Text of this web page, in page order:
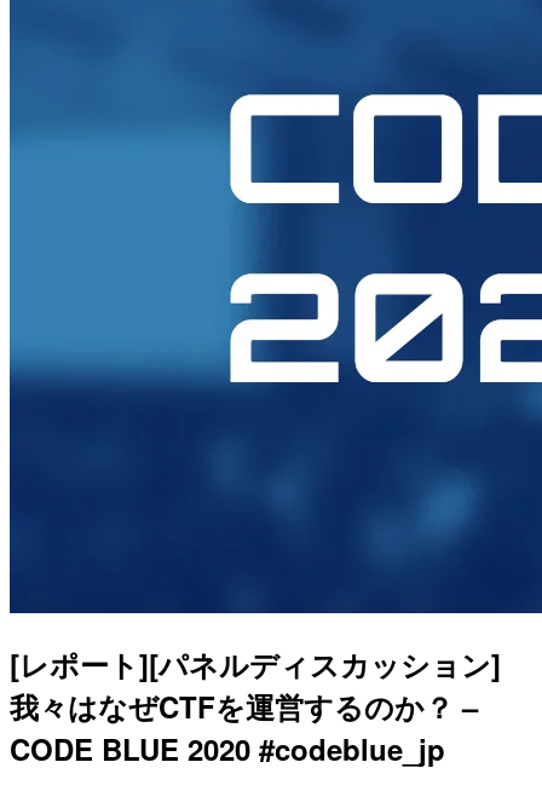
[レポート][パネルディスカッション]
我々はなぜCTFを運営するのか？ –
CODE BLUE 2020 #codeblue_jp